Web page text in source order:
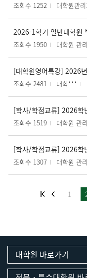
조회수 1252 대학원관
2026-1학기 일반대학원
조회수 1950 대학원 관
[대학원영어특강] 2026
조회수 2481 대학***
조회수 1519 대학원 관
조회수 1307 대학원 관
1
대학원 바로가기